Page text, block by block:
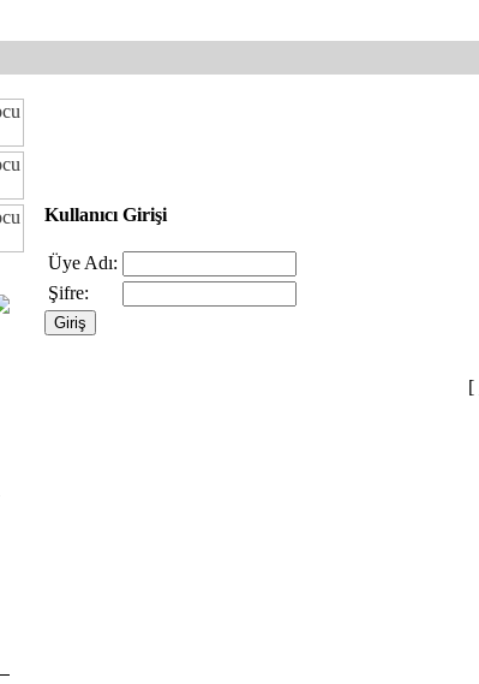
Kullanıcı Girişi
Üye Adı:
Şifre:
[